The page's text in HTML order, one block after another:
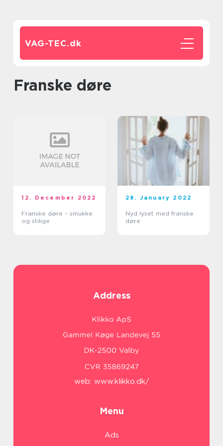
VAG-TEC.dk
franske døre
12. December 2022
Franske døre – smukke
og stilige
28. January 2022
Nyd lyset med franske
døre
Address
web: www.klikko.dk/
Menu
Ads